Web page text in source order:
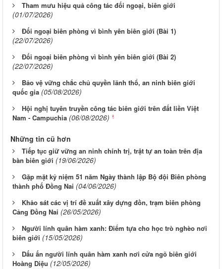
Tham mưu hiệu quả công tác đối ngoại, biên giới
(01/07/2026)
Đối ngoại biên phòng vì bình yên biên giới (Bài 1)
(22/07/2026)
Đối ngoại biên phòng vì bình yên biên giới (Bài 2)
(22/07/2026)
Bảo vệ vững chắc chủ quyền lãnh thổ, an ninh biên giới
quốc gia (05/08/2026)
Hội nghị tuyên truyền công tác biên giới trên đất liền Việt
Nam - Campuchia (06/08/2026)
Những tin cũ hơn
Tiếp tục giữ vững an ninh chính trị, trật tự an toàn trên địa
bàn biên giới (19/06/2026)
Gặp mặt kỷ niệm 51 năm Ngày thành lập Bộ đội Biên phòng
thành phố Đồng Nai (04/06/2026)
Khảo sát các vị trí đề xuất xây dựng đồn, trạm biên phòng
Cảng Đồng Nai (26/05/2026)
Người lính quân hàm xanh: Điểm tựa cho học trò nghèo nơi
biên giới (15/05/2026)
Dấu ấn người lính quân hàm xanh nơi cửa ngõ biên giới
Hoàng Diệu (12/05/2026)